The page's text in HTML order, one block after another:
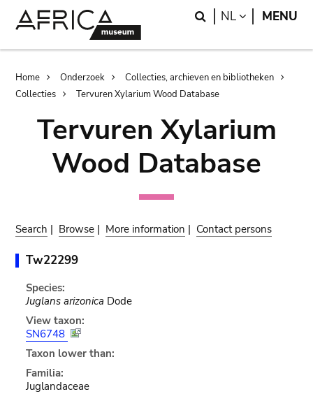
Search
NL LANGUAGE
MENU
Breadcrumb
Home Onderzoek
Collecties, archieven en bibliotheken
Collecties
Tervuren Xylarium Wood Database
Tervuren Xylarium
Wood Database
Search | Browse | More information | Contact persons
Tw22299
Species:
Juglans arizonica Dode
View taxon:
SN6748
Taxon lower than:
Familia:
Juglandaceae